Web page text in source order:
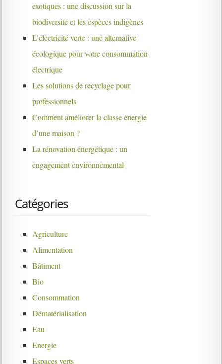
exotiques : une discussion sur la
biodiversité et les espèces indigènes
L’électricité verte : une alternative
écologique pour votre consommation
électrique
Les solutions de recyclage pour
professionnels
Comment améliorer la classe énergie
d’une maison ?
La rénovation énergétique : un
engagement environnemental
Catégories
Agriculture
Alimentation
Bâtiment
Bio
Consommation
Dématérialisation
Eau
Energie
Espaces verts